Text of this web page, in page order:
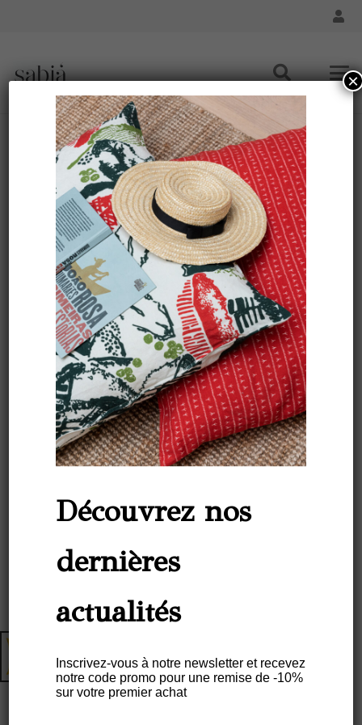
Housse de coussin lin 80×80 – Motif ARRASTA PÉ
couleur jaune ABACAXI
/Maison - Coussin/Maison - Housse de Coussin
/ Housse de coussin lin 80×80 – Motif ARRASTA
PÉ couleur jaune ABACAXI
Découvrez nos
dernières
actualités
Inscrivez-vous à notre newsletter et recevez
notre code promo pour une remise de -10%
sur votre premier achat
×